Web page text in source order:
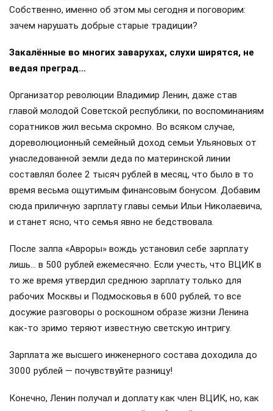
Собственно, именно об этом мы сегодня и поговорим:
зачем нарушать добрые старые традиции?
Закалённые во многих заварухах, слухи ширятся, не
ведая преград…
Организатор революции Владимир Ленин, даже став
главой молодой Советской республики, по воспоминаниям
соратников жил весьма скромно. Во всяком случае,
дореволюционный семейный доход семьи Ульяновых от
унаследованной земли деда по материнской линии
составлял более 2 тысяч рублей в месяц, что было в то
время весьма ощутимым финансовым бонусом. Добавим
сюда приличную зарплату главы семьи Ильи Николаевича,
и станет ясно, что семья явно не бедствовала.
После залпа «Авроры» вождь установил себе зарплату
лишь… в 500 рублей ежемесячно. Если учесть, что ВЦИК в
то же время утвердил среднюю зарплату только для
рабочих Москвы и Подмосковья в 600 рублей, то все
досужие разговоры о роскошном образе жизни Ленина
как-то зримо теряют известную светскую интригу.
Зарплата же высшего инженерного состава доходила до
3000 рублей — почувствуйте разницу!
Конечно, Ленин получал и доплату как член ВЦИК, но, как